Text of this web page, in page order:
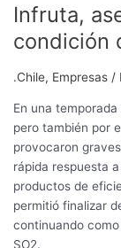
Infruta,
condición
.Chile, Empresas /
En una
pero también por
provocaron
rápida respuesta
productos de
permitió finalizar
continuando
SO2.